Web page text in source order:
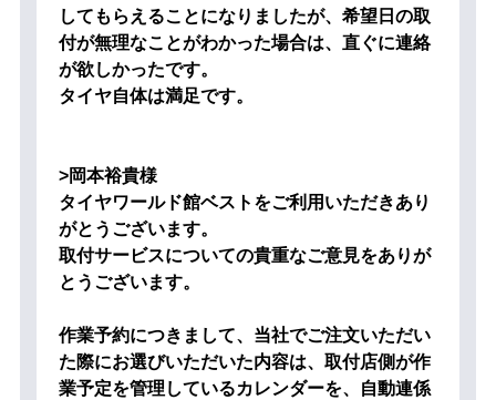
してもらえることになりましたが、希望日の取
付が無理なことがわかった場合は、直ぐに連絡
が欲しかったです。
タイヤ自体は満足です。
>岡本裕貴様
タイヤワールド館ベストをご利用いただきあり
がとうございます。
取付サービスについての貴重なご意見をありが
とうございます。
作業予約につきまして、当社でご注文いただい
た際にお選びいただいた内容は、取付店側が作
業予定を管理しているカレンダーを、自動連係